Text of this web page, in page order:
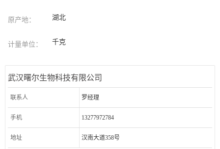
原产地： 湖北
计量单位： 千克
武汉曙尔生物科技有限公司
联系人 罗经理
手机 13277972784
地址 汉南大道358号